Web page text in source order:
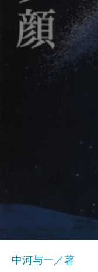
中河与一／著